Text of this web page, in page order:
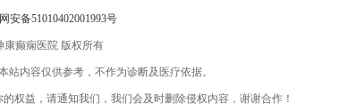
安备51010402001993号
康癫痫医院 版权所有
内容仅供参考，不作为诊断及医疗依据。
权益，请通知我们，我们会及时删除侵权内容，谢谢合作！